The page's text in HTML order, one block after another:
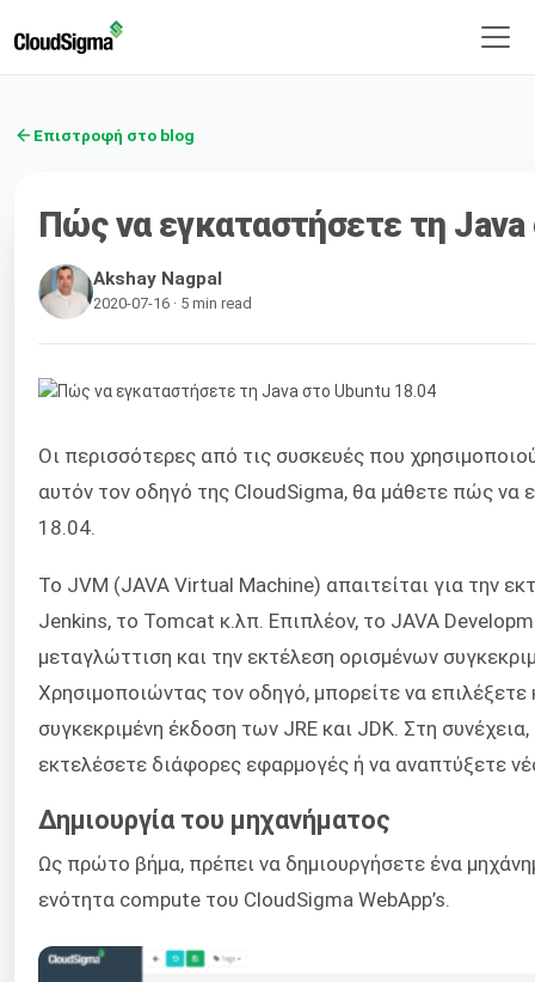
Επιστροφή στο blog
Πώς να εγκαταστήσετε τη
Akshay Nagpal
2020-07-16 · 5 min read
Οι περισσότερες από τις συσκευές που
αυτόν τον οδηγό της CloudSigma, θα μάθετε πώς να
18.04.
Το JVM (JAVA Virtual Machine) απαιτείται για την
Jenkins, το Tomcat κ.λπ. Επιπλέον, το JAVA
μεταγλώττιση και την εκτέλεση ορισμένων
Χρησιμοποιώντας τον οδηγό, μπορείτε να
συγκεκριμένη έκδοση των JRE και JDK. Στη
εκτελέσετε διάφορες εφαρμογές ή να αναπτύξετε
Δημιουργία του μηχανήματος
Ως πρώτο βήμα, πρέπει να δημιουργήσετε ένα
ενότητα compute του CloudSigma WebApp’s.